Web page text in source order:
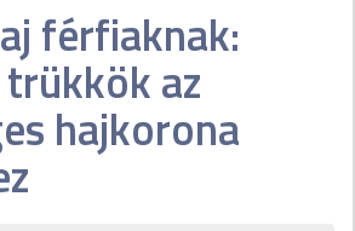
EGYÉB
SHOP
TIPPJÁTÉK
PONTÁLLÁSOK
férfiaknak:
az
hajkorona